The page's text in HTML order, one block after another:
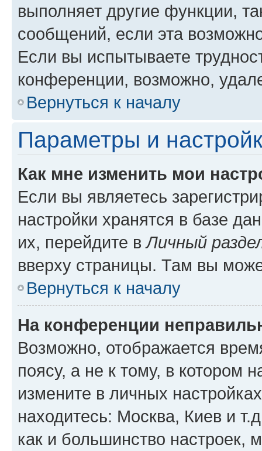
выполняет другие функции,
сообщений, если эта
Если вы испытываете
конференции, возможно,
Вернуться к началу
Параметры и
Как мне изменить мои
Если вы являетесь
настройки хранятся в базе
их, перейдите вЛичный
вверху страницы. Там вы
Вернуться к началу
На конференции
Возможно, отображается
поясу, а не к тому, в котором
измените в личных
находитесь: Москва, Киев и
как и большинство настроек,